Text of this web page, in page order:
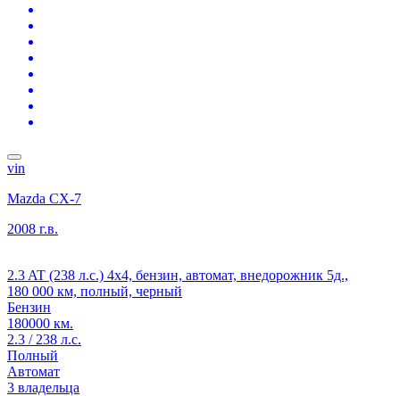
vin
Mazda CX-7
2008 г.в.
2.3 AT (238 л.с.) 4x4, бензин, автомат, внедорожник 5д.,
180 000 км, полный, черный
Бензин
180000 км.
2.3 / 238 л.с.
Полный
Автомат
3 владельца